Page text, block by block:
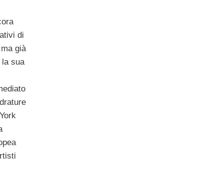
di
già
la sua